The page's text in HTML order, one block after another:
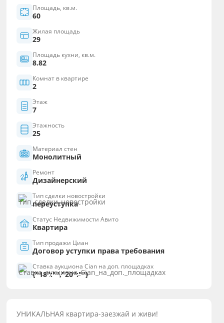
Площадь, кв.м.
60
Жилая площадь
29
Площадь кухни, кв.м.
8.82
Комнат в квартире
2
Этаж
7
Этажность
25
Материал стен
Монолитный
Ремонт
Дизайнерский
Тип сделки новостройки
переуступка
Статус Недвижимости Авито
Квартира
Тип продажи Циан
Договор уступки права требования
Ставка аукциона Cian на доп. площадках
{"18":"","20":""}
УНИКАЛЬНАЯ квартира-заезжай и живи!